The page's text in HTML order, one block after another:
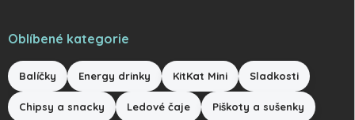
Oblíbené kategorie
Balíčky Energy drinky KitKat Mini Sladkosti
Chipsy a snacky Ledové čaje Piškoty a sušenky